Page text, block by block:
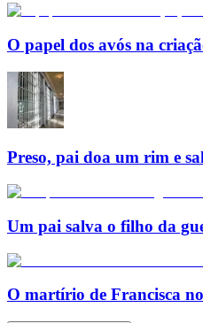
O papel dos avós na
Preso, pai doa um rim e
Um pai salva o filho da
O martírio de Francisca